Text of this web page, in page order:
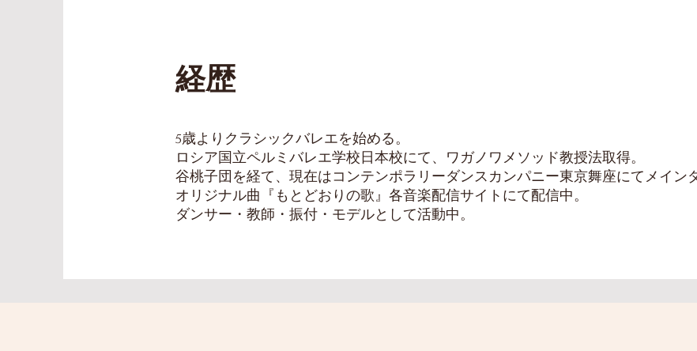
経歴
5歳よりクラシックバレエを始める。
ロシア国立ペルミバレエ学校日本校にて、ワガノワメソッド教授法取得。
谷桃子団を経て、現在はコンテンポラリーダンスカンパニー東京舞座にてメイン
オリジナル曲『もとどおりの歌』各音楽配信サイトにて配信中。
ダンサー・教師・振付・モデルとして活動中。